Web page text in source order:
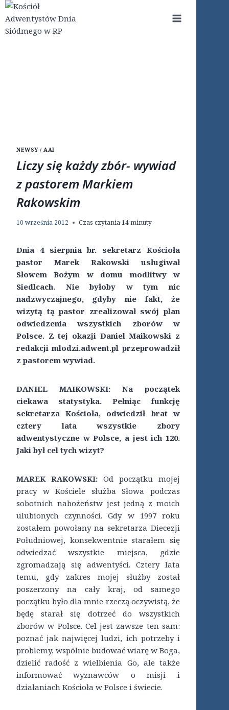
Przejdź
do
treści
NEWSY / AAI
Liczy się każdy zbór- wywiad
z pastorem Markiem
Rakowskim
10 września 2012 Czas czytania14minuty
Dnia 4 sierpnia br. sekretarz Kościoła
pastor Marek Rakowski usługiwał
Słowem Bożym w domu modlitwy w
Siedlcach. Nie byłoby w tym nic
nadzwyczajnego, gdyby nie fakt, że
wizytą tą pastor zrealizował swój plan
odwiedzenia wszystkich zborów w
Polsce. Z tej okazji Daniel Maikowski z
redakcji mlodzi.adwent.pl przeprowadził
z pastorem wywiad.
DANIEL MAIKOWSKI:
Na początek
ciekawa statystyka. Pełniąc funkcję
sekretarza Kościoła, odwiedził brat w
cztery lata wszystkie zbory
adwentystyczne w Polsce, a jest ich 120.
Jaki był cel tych wizyt?
MAREK RAKOWSKI: Od początku mojej
pracy w Kościele służba Słowa podczas
sobotnich nabożeństw jest jedną z moich
ulubionych czynności. Gdy w 1997 roku
zostałem powołany na sekretarza Diecezji
Południowej, konsekwentnie starałem się
odwiedzać wszystkie miejsca, gdzie
zgromadzają się adwentyści. Cztery lata
temu, gdy zakres mojej służby został
poszerzony na cały kraj, od samego
początku było dla mnie rzeczą oczywistą, że
będę starał się dotrzeć do wszystkich
zborów w Polsce. Cel jest zawsze ten sam:
poznać jak najwięcej ludzi, ich potrzeby i
problemy, wspólnie budować wiarę w Boga,
dzielić radość z wielbienia Go, ale także
informować wyznawców o misji i
działaniach Kościoła w Polsce i świecie.